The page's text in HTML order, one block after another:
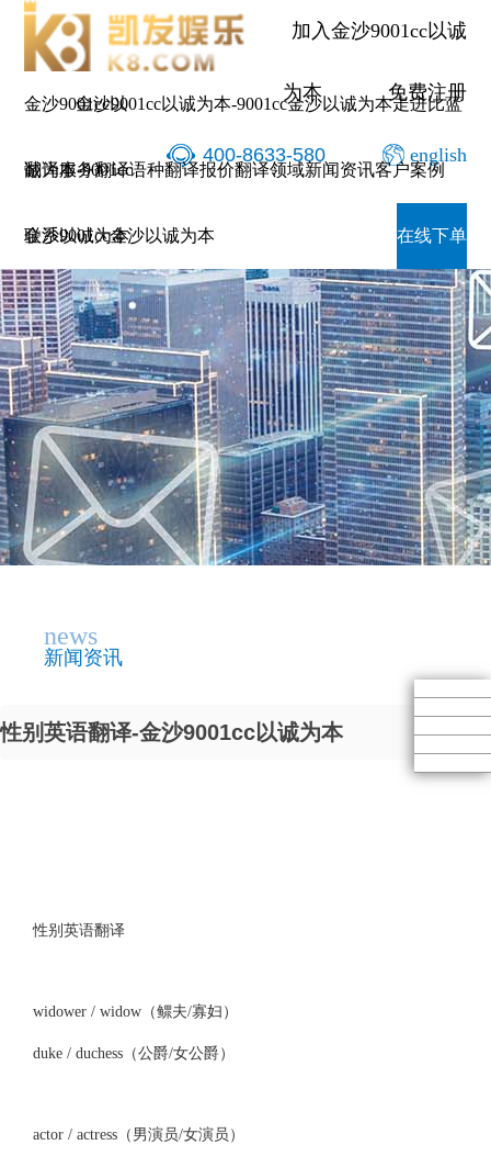
加入金沙9001cc以诚
为本 免费注册
400-8633-580 english
金沙9001cc以
诚为本-9001cc
金沙以诚为本
金沙9001cc以诚为本-9001cc金沙以诚为本走进比蓝
翻译服务翻译语种翻译报价翻译领域新闻资讯客户案例
联系9001cc金沙以诚为本 在线下单
news
新闻资讯
性别英语翻译-金沙9001cc以诚为本
性别英语翻译
widower / widow（鳏夫/寡妇）
duke / duchess（公爵/女公爵）
actor / actress（男演员/女演员）